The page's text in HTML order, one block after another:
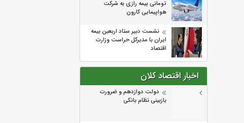
تومانی بیمه رازی به شرکت
هواپیمایی کارون
نشست دبیر ستاد اربعین بیمه
ایران با مدیرکل حراست وزارت
اقتصاد
اخبار اقتصاد کلان
دولت دوازدهم و ضرورت
بازبینی نظام بانکی